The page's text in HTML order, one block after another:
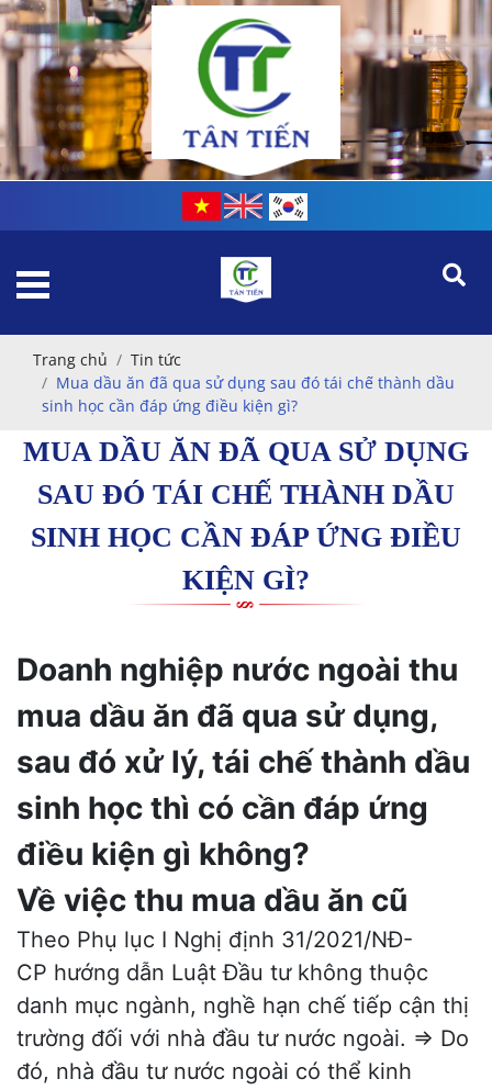
Trang chủ
Tin tức
Mua dầu ăn đã qua sử dụng sau đó tái chế thành dầu
sinh học cần đáp ứng điều kiện gì?
MUA DẦU ĂN ĐÃ QUA SỬ DỤNG
SAU ĐÓ TÁI CHẾ THÀNH DẦU
SINH HỌC CẦN ĐÁP ỨNG ĐIỀU
KIỆN GÌ?
Doanh nghiệp nước ngoài thu
mua dầu ăn đã qua sử dụng,
sau đó xử lý, tái chế thành dầu
sinh học thì có cần đáp ứng
điều kiện gì không?
Về việc thu mua dầu ăn cũ
Theo Phụ lục I Nghị định 31/2021/NĐ-
CP hướng dẫn Luật Đầu tư không thuộc
danh mục ngành, nghề hạn chế tiếp cận thị
trường đối với nhà đầu tư nước ngoài. => Do
đó, nhà đầu tư nước ngoài có thể kinh